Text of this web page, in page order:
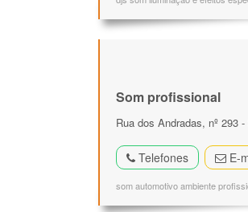
Som profissional
Rua dos Andradas, nº 293
Telefones E-
som automotivo ambiente